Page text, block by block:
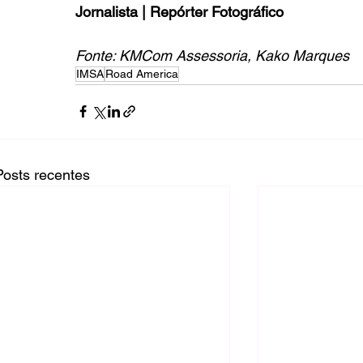
Jornalista | Repórter Fotográfico
Fonte: KMCom Assessoria, Kako Marques
IMSARoad America
recentes